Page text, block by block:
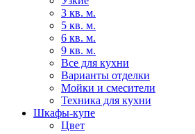
3 кв. м.
5 кв. м.
6 кв. м.
9 кв. м.
Все для кухни
Варианты отделки
Мойки и смесители
Техника для кухни
Шкафы-купе
Цвет